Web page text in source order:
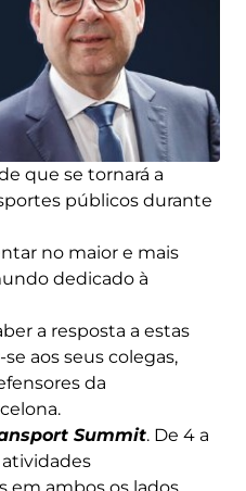
que se tornará a
públicos durante
no maior e mais
dedicado à
a resposta a estas
aos seus colegas,
da
Summit. De 4 a
em ambos os lados